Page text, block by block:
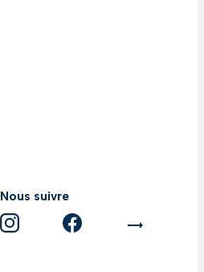
Nous suivre
trending_flat